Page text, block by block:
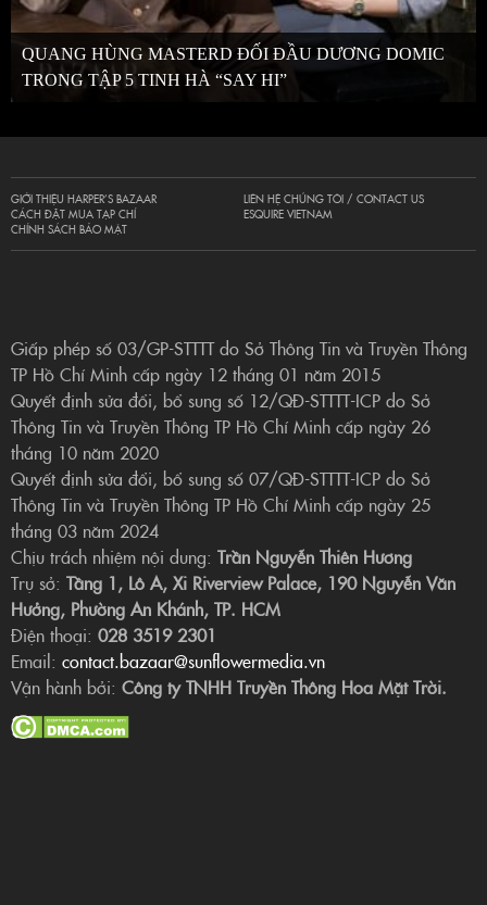
QUANG HÙNG MASTERD ĐỐI ĐẦU DƯƠNG DOMIC
TRONG TẬP 5 TINH HÀ “SAY HI”
GIỚI THIỆU HARPER’S BAZAAR
CÁCH ĐẶT MUA TẠP CHÍ
CHÍNH SÁCH BẢO MẬT
LIÊN HỆ CHÚNG TÔI / CONTACT US
ESQUIRE VIETNAM
Giấp phép số 03/GP-STTTT do Sở Thông Tin và Truyền Thông
TP Hồ Chí Minh cấp ngày 12 tháng 01 năm 2015
Quyết định sửa đổi, bổ sung số 12/QĐ-STTTT-ICP do Sở
Thông Tin và Truyền Thông TP Hồ Chí Minh cấp ngày 26
tháng 10 năm 2020
Quyết định sửa đổi, bổ sung số 07/QĐ-STTTT-ICP do Sở
Thông Tin và Truyền Thông TP Hồ Chí Minh cấp ngày 25
tháng 03 năm 2024
Chịu trách nhiệm nội dung: Trần Nguyễn Thiên Hương
Trụ sở: Tầng 1, Lô A, Xi Riverview Palace, 190 Nguyễn Văn
Hưởng, Phường An Khánh, TP. HCM
Điện thoại: 028 3519 2301
Email: contact.bazaar@sunflowermedia.vn
Vận hành bởi: Công ty TNHH Truyền Thông Hoa Mặt Trời.